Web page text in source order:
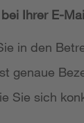
Ihrer E-
in den
genaue
Sie sich